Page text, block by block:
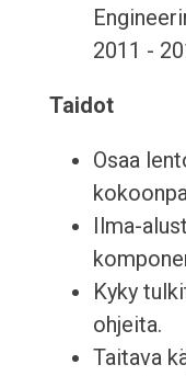
2011 -
Taidot
Osaa
Ilma-
Kyky
ohjeita.
Taitava